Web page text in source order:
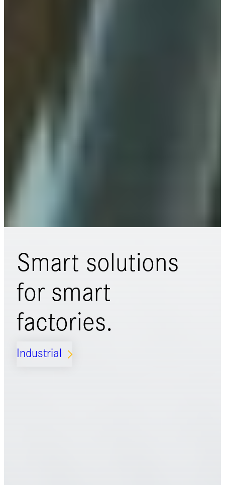
Smart solutions
for smart
factories.
Industrial ARROW_FORWARD_IOS